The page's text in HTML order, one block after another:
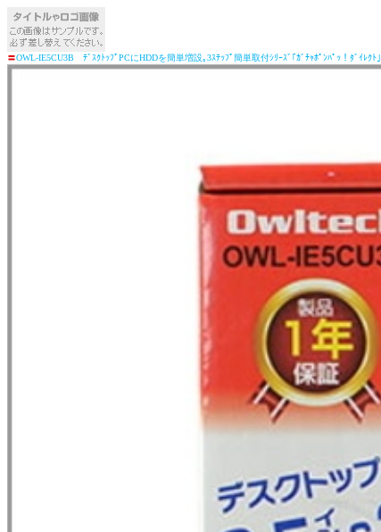
〓OWL-IE5CU3B ﾃﾞｽｸﾄｯﾌﾟPCにHDDを簡単増設｡3ｽﾃｯﾌﾟ簡単取付ｼﾘｰｽﾞ｢ｶﾞﾁｬﾎﾟﾝﾊﾟｯ！ﾀﾞｲﾚｸﾄ｣